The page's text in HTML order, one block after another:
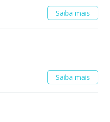
Saiba mais
Saiba mais